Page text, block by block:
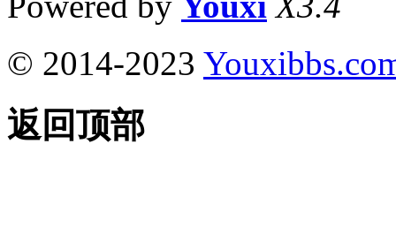
© 2014-2023
返回顶部